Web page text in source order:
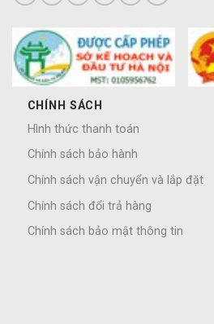
CHÍNH SÁCH
Hình thức thanh toán
Chính sách bảo hành
Chính sách vận chuyển và lắp đặt
Chính sách đổi trả hàng
Chính sách bảo mật thông tin